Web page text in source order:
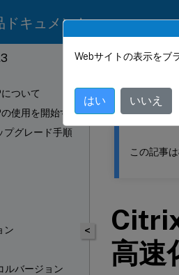
ドキュメント
ついて
使用を開始する
プグレード手順
ン
ルバージョン
このコンテンツ
Citrix SD-
<
この記事
高速
Webサイトの表示をブ
はい いいえ